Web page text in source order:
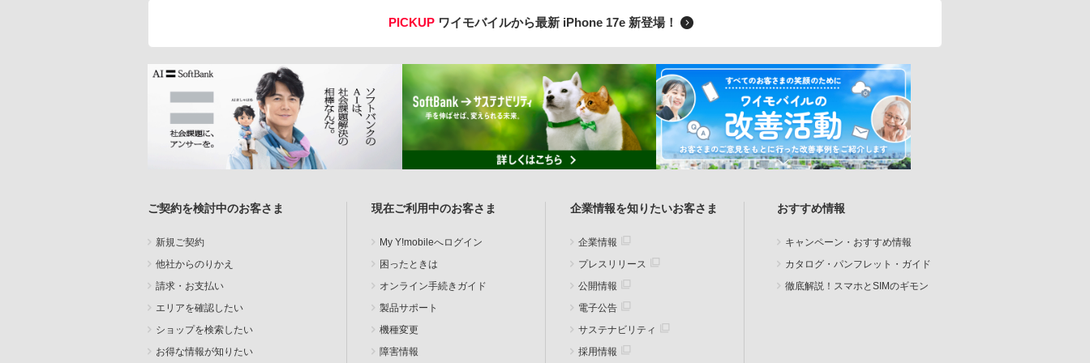
PICKUP ワイモバイルから最新 iPhone 17e 新登場！
ご契約を検討中のお客さま
新規ご契約
他社からのりかえ
請求・お支払い
エリアを確認したい
ショップを検索したい
お得な情報が知りたい
現在ご利用中のお客さま
My Y!mobileへログイン
困ったときは
オンライン手続きガイド
製品サポート
機種変更
障害情報
企業情報を知りたいお客さま
企業情報
プレスリリース
公開情報
電子公告
サステナビリティ
採用情報
おすすめ情報
キャンペーン・おすすめ情報
カタログ・パンフレット・ガイド
徹底解説！スマホとSIMのギモン